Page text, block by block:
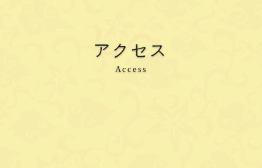
アクセス
Access